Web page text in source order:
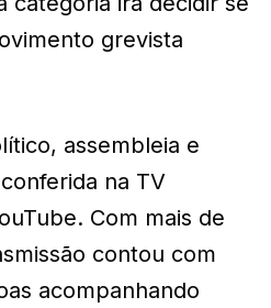
grevista
assembleia e
na TV
Com mais de
contou com
acompanhando